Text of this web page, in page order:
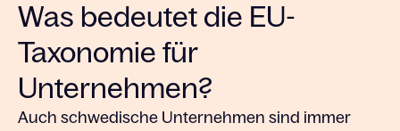
Was bedeutet die EU-
Taxonomie für
Unternehmen?
Auch schwedische Unternehmen sind immer